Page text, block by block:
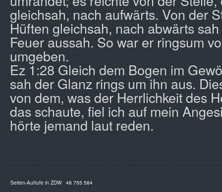
gleichsah, nach aufwärts. Von der
Hüften gleichsah, nach abwärts
Feuer aussah. So war er ringsum
umgeben.
Ez 1:28 Gleich dem Bogen im
sah der Glanz rings um ihn aus.
von dem, was der Herrlichkeit des
das schaute, fiel ich auf mein
hörte jemand laut reden.
Seiten-Aufrufe in ZDW 48 755 584